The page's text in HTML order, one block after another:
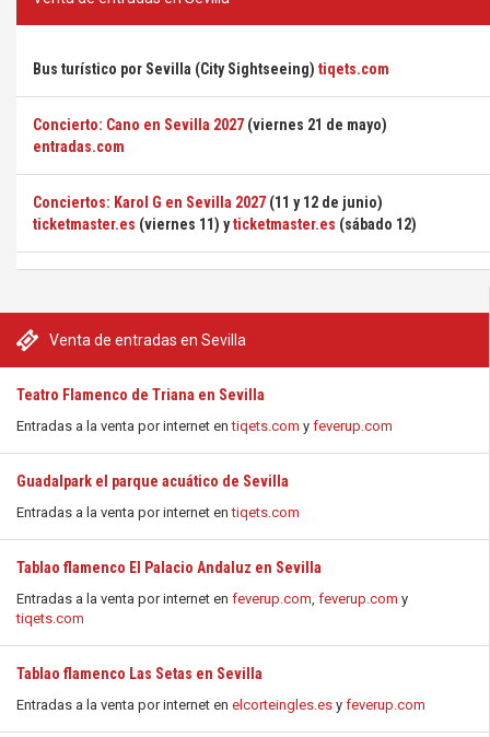
Venta de entradas en Sevilla
Teatro Flamenco de Triana en Sevilla
Entradas a la venta por internet entiqets.com y feverup.com
Guadalpark el parque acuático de Sevilla
Entradas a la venta por internet entiqets.com
Tablao flamenco El Palacio Andaluz en Sevilla
Entradas a la venta por internet en feverup.com, feverup.com y
tiqets.com
Tablao flamenco Las Setas en Sevilla
Entradas a la venta por internet en elcorteingles.es y feverup.com
Bus turístico por Sevilla (City Sightseeing) tiqets.com
Concierto: Cano en Sevilla 2027 (viernes 21 de mayo)
entradas.com
Conciertos: Karol G en Sevilla 2027 (11 y 12 de junio)
ticketmaster.es (viernes 11) yticketmaster.es (sábado 12)